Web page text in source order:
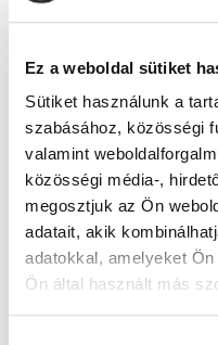
Ez a weboldal sütiket
Sütiket használunk a
szabásához, közösségi
valamint
közösségi média-,
megosztjuk az Ön
adatait, akik
adatokkal, amelyeket
Ön által használt más
Egyedi